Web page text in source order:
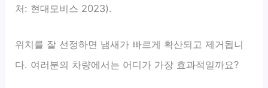
처: 현대모비스 2023).
위치를 잘 선정하면 냄새가 빠르게 확산되고 제거됩니
다. 여러분의 차량에서는 어디가 가장 효과적일까요?